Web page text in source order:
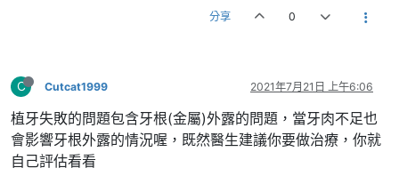
分享 0
C Cutcat1999 2021年7月21日 上午6:06
植牙失敗的問題包含牙根(金屬)外露的問題，當牙肉不足也
會影響牙根外露的情況喔，既然醫生建議你要做治療，你就
自己評估看看